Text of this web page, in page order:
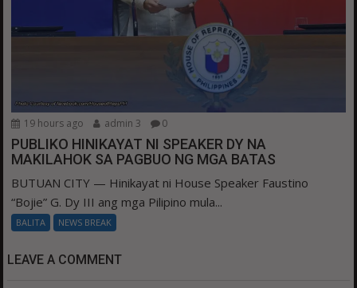
19 hours ago admin 3 0
PUBLIKO HINIKAYAT NI SPEAKER DY NA
MAKILAHOK SA PAGBUO NG MGA BATAS
BUTUAN CITY — Hinikayat ni House Speaker Faustino
“Bojie” G. Dy III ang mga Pilipino mula...
BALITA NEWS BREAK
LEAVE A COMMENT